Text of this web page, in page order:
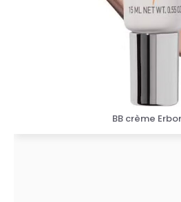
BB crème